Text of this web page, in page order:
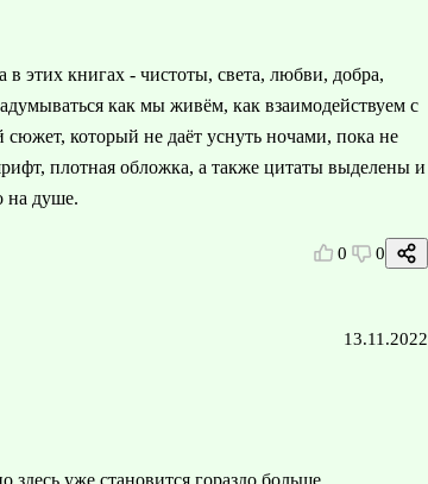
этих книгах - чистоты, света, любви, добра,
как мы живём, как взаимодействуем с
который не даёт уснуть ночами, пока не
плотная обложка, а также цитаты выделены и
на душе.
0 0
13.11.2022
здесь уже становится гораздо больше